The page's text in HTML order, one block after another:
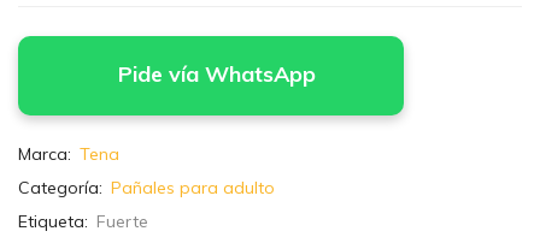
Pide vía WhatsApp
Marca: Tena
Categoría: Pañales para adulto
Etiqueta: Fuerte